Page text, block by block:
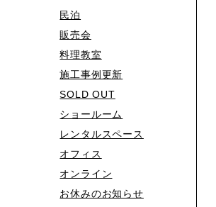
民泊
販売会
料理教室
施工事例更新
SOLD OUT
ショールーム
レンタルスペース
オフィス
オンライン
お休みのお知らせ